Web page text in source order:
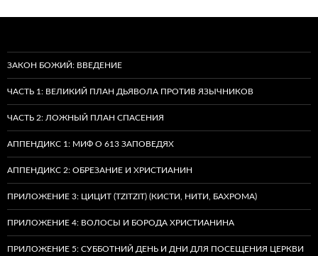
ЗАКОН БОЖИЙ: ВВЕДЕНИЕ
ЧАСТЬ 1: ВЕЛИКИЙ ПЛАН ДЬЯВОЛА ПРОТИВ ЯЗЫЧНИКОВ
ЧАСТЬ 2: ЛОЖНЫЙ ПЛАН СПАСЕНИЯ
АППЕНДИКС 1: МИФ О 613 ЗАПОВЕДЯХ
АППЕНДИКС 2: ОБРЕЗАНИЕ И ХРИСТИАНИН
ПРИЛОЖЕНИЕ 3: ЦИЦИТ (TZITZIT) (КИСТИ, НИТИ, БАХРОМА)
ПРИЛОЖЕНИЕ 4: ВОЛОСЫ И БОРОДА ХРИСТИАНИНА
ПРИЛОЖЕНИЕ 5: СУББОТНИЙ ДЕНЬ И ДНИ ДЛЯ ПОСЕЩЕНИЯ ЦЕРКВИ